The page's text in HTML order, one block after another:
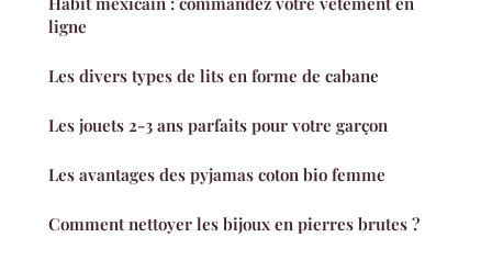
ligne
Les divers types de lits en forme de cabane
Les jouets 2-3 ans parfaits pour votre garçon
Les avantages des pyjamas coton bio femme
Comment nettoyer les bijoux en pierres brutes ?